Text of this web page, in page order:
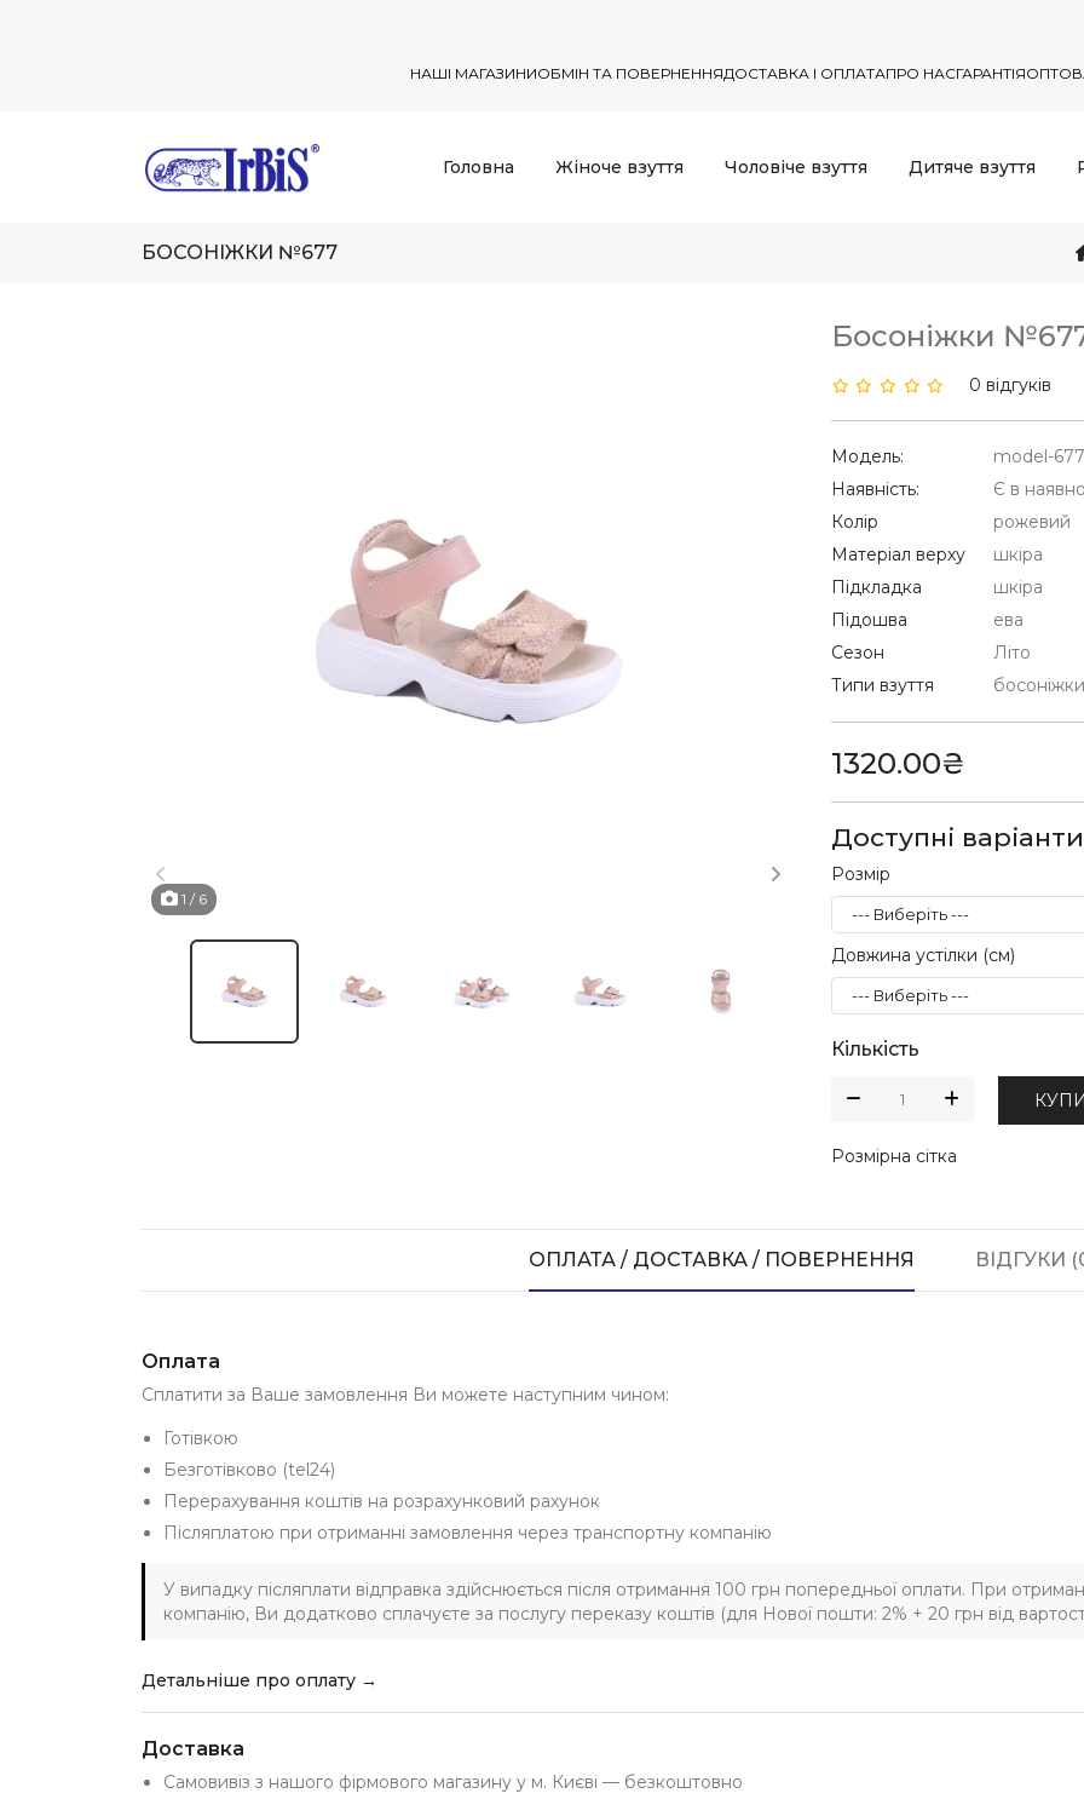
НАШІ МАГАЗИНИОБМІН ТА ПОВЕРНЕННЯДОСТАВКА І ОПЛАТАПРО НАСГАРАНТІЯ
Головна Жіноче взуття Чоловіче взуття Дитяче взуття
БОСОНІЖКИ №677
1 / 6
Босоніжки
0 відгуків
Модель:
model-677
Наявність:
Є в
Колір
рожевий
Матеріал верху
шкіра
Підкладка
шкіра
Підошва
ева
Сезон
Літо
Типи взуття
босоніжки
1320.00₴
Доступні варіанти
Розмір
Довжина устілки (см)
Кількість
Розмірна сітка
ОПЛАТА / ДОСТАВКА / ПОВЕРНЕННЯ ВІДГУКИ
Оплата
Сплатити за Ваше замовлення Ви можете наступним чином:
Готівкою
Безготівково (tel24)
Перерахування коштів на розрахунковий рахунок
Післяплатою при отриманні замовлення через транспортну компанію
У випадку післяплати відправка здійснюється після отримання 100 грн попередньої оплати. При
компанію, Ви додатково сплачуєте за послугу переказу коштів (для Нової пошти: 2% + 20 грн від
Детальніше про оплату →
Доставка
Самовивіз з нашого фірмового магазину у м. Києві — безкоштовно